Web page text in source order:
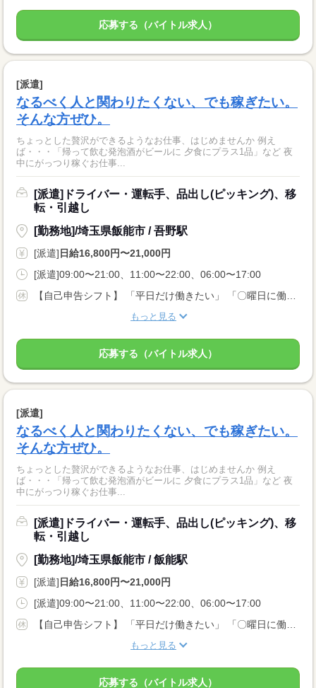
応募する（バイトル求人）
[派遣]
なるべく人と関わりたくない、でも稼ぎたい。
そんな方ぜひ。
ちょっとした贅沢ができるようなお仕事、はじめませんか 例え
ば・・・「帰って飲む発泡酒がビールに 夕食にプラス1品」など 夜
中にがっつり稼ぐお仕事...
[派遣]ドライバー・運転手、品出し(ピッキング)、移
転・引越し
[勤務地]/埼玉県飯能市 / 吾野駅
[派遣] 日給16,800円〜21,000円
[派遣]09:00〜21:00、11:00〜22:00、06:00〜17:00
もっと見る
応募する（バイトル求人）
[派遣]
なるべく人と関わりたくない、でも稼ぎたい。
そんな方ぜひ。
ちょっとした贅沢ができるようなお仕事、はじめませんか 例え
ば・・・「帰って飲む発泡酒がビールに 夕食にプラス1品」など 夜
中にがっつり稼ぐお仕事...
[派遣]ドライバー・運転手、品出し(ピッキング)、移
転・引越し
[勤務地]/埼玉県飯能市 / 飯能駅
[派遣] 日給16,800円〜21,000円
[派遣]09:00〜21:00、11:00〜22:00、06:00〜17:00
もっと見る
応募する（バイトル求人）